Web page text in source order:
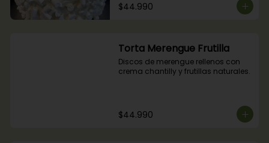
$44.990
Torta Merengue Frutilla
Discos de merengue rellenos con
crema chantilly y frutillas naturales.
$44.990